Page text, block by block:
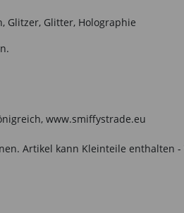
Glitzer, Glitter, Holographie
www.smiffystrade.eu
Artikel kann Kleinteile enthalten